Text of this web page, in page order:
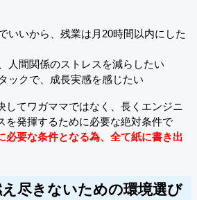
いいから、残業は月20時間以内にした
人間関係のストレスを減らしたい
ックで、成長実感を感じたい
してワガママではなく、長くエンジニ
を発揮するために必要な絶対条件で
必要な条件となる為、全て紙に書き出
尽きないための環境選び